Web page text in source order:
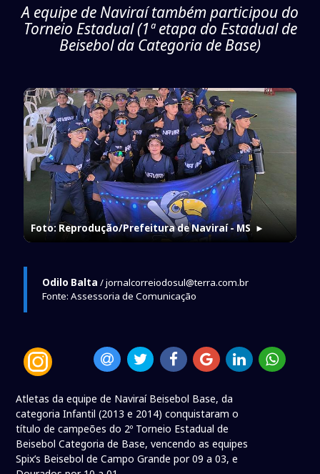
A equipe de Naviraí também participou do
Torneio Estadual (1ª etapa do Estadual de
Beisebol da Categoria de Base)
Foto: Reprodução/Prefeitura de Naviraí - MS ►
Odilo Balta / jornalcorreiodosul@terra.com.br
Fonte: Assessoria de Comunicação
Atletas da equipe de Naviraí Beisebol Base, da
categoria Infantil (2013 e 2014) conquistaram o
título de campeões do 2º Torneio Estadual de
Beisebol Categoria de Base, vencendo as equipes
Spix’s Beisebol de Campo Grande por 09 a 03, e